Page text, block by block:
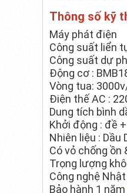
Thông số kỹ
Máy phát điện
Công suất liển
Công suất dự
Động cơ :
Vòng tua:
Điện thế AC :
Dung tích bình
Khởi động : đề
Nhiên liệu : Dầu
Có vỏ chống ồn
Trọng lượng
Công nghệ
Bảo hành 1 năm